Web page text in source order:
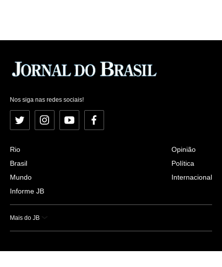
Nos siga nas redes sociais!
Twitter InstagramYouTubeFacebook
Rio
Brasil
Mundo
Informe JB
Opinião
Política
Internacional
Mais do JB
Esportes